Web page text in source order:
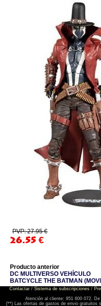
PVP: 27.95 €
26.55 €
Producto anterior
DC MULTIVERSO VEHÍCULO
BATCYCLE THE BATMAN
Contactar/ Sistema de subscripciones/
Atención al cliente: 951 600 072.
(**) Las ofertas de gastos de envio gratuitos